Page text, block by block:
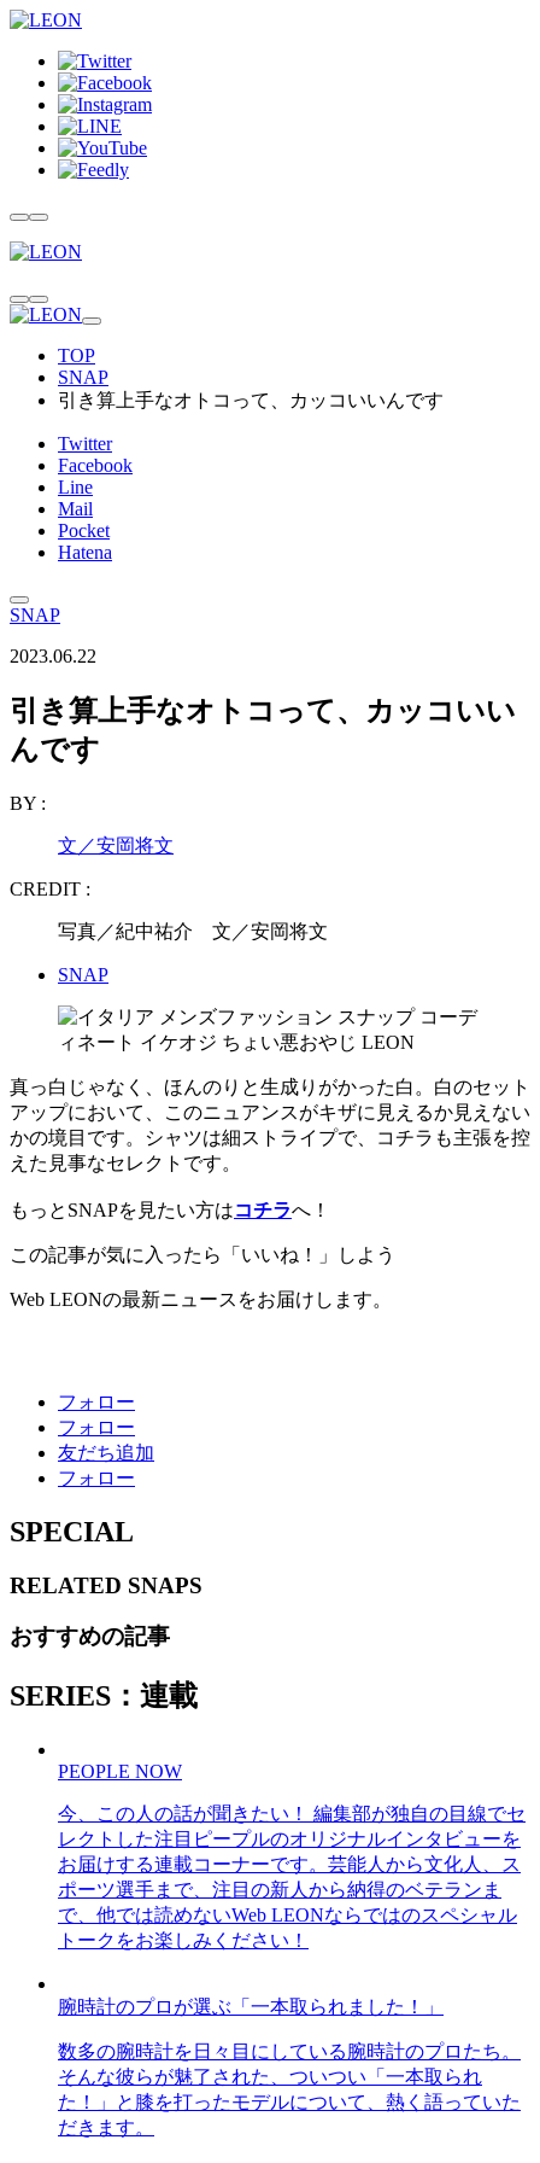
TOP
SNAP
引き算上手なオトコって、カッコいいんです
Twitter
Facebook
Line
Mail
Pocket
Hatena
SNAP
2023.06.22
引き算上手なオトコって、カッコいい
んです
BY :
文／安岡将文
CREDIT :
写真／紀中祐介 文／安岡将文
SNAP
真っ白じゃなく、ほんのりと生成りがかった白。白のセット
アップにおいて、このニュアンスがキザに見えるか見えない
かの境目です。シャツは細ストライプで、コチラも主張を控
えた見事なセレクトです。
もっとSNAPを見たい方はコチラへ！
この記事が気に入ったら「いいね！」しよう
Web LEONの最新ニュースをお届けします。
フォロー
フォロー
友だち追加
フォロー
SPECIAL
RELATED SNAPS
おすすめの記事
SERIES：連載
PEOPLE NOW
今、この人の話が聞きたい！ 編集部が独自の目線でセ
レクトした注目ピープルのオリジナルインタビューを
お届けする連載コーナーです。芸能人から文化人、ス
ポーツ選手まで、注目の新人から納得のベテランま
で、他では読めないWeb LEONならではのスペシャル
トークをお楽しみください！
腕時計のプロが選ぶ「一本取られました！」
数多の腕時計を日々目にしている腕時計のプロたち。
そんな彼らが魅了された、ついつい「一本取られ
た！」と膝を打ったモデルについて、熱く語っていた
だきます。